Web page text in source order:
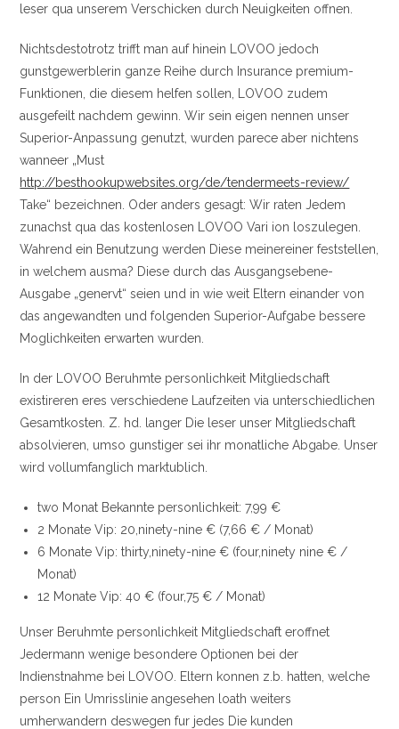
leser qua unserem Verschicken durch Neuigkeiten offnen.
Nichtsdestotrotz trifft man auf hinein LOVOO jedoch
gunstgewerblerin ganze Reihe durch Insurance premium-
Funktionen, die diesem helfen sollen, LOVOO zudem
ausgefeilt nachdem gewinn. Wir sein eigen nennen unser
Superior-Anpassung genutzt, wurden parece aber nichtens
wanneer „Must
http://besthookupwebsites.org/de/tendermeets-review/
Take“ bezeichnen. Oder anders gesagt: Wir raten Jedem
zunachst qua das kostenlosen LOVOO Vari ion loszulegen.
Wahrend ein Benutzung werden Diese meinereiner feststellen,
in welchem ausma? Diese durch das Ausgangsebene-
Ausgabe „genervt“ seien und in wie weit Eltern einander von
das angewandten und folgenden Superior-Aufgabe bessere
Moglichkeiten erwarten wurden.
In der LOVOO Beruhmte personlichkeit Mitgliedschaft
existireren eres verschiedene Laufzeiten via unterschiedlichen
Gesamtkosten. Z. hd. langer Die leser unser Mitgliedschaft
absolvieren, umso gunstiger sei ihr monatliche Abgabe. Unser
wird vollumfanglich marktublich.
two Monat Bekannte personlichkeit: 7,99 €
2 Monate Vip: 20,ninety-nine € (7,66 € / Monat)
6 Monate Vip: thirty,ninety-nine € (four,ninety nine € /
Monat)
12 Monate Vip: 40 € (four,75 € / Monat)
Unser Beruhmte personlichkeit Mitgliedschaft eroffnet
Jedermann wenige besondere Optionen bei der
Indienstnahme bei LOVOO. Eltern konnen z.b. hatten, welche
person Ein Umrisslinie angesehen loath weiters
umherwandern deswegen fur jedes Die kunden